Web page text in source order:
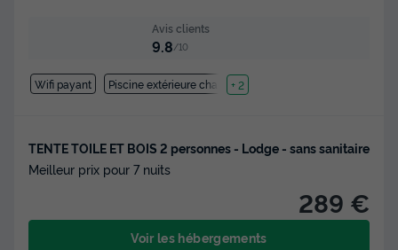
Avis clients
9.8/10
Wifi payant Piscine extérieure chauffée
+ 2
TENTE TOILE ET BOIS 2 personnes - Lodge - sans sanitaire
Meilleur prix pour 7 nuits
289 €
Voir les hébergements